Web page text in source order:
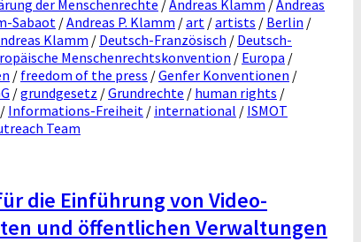
der Menschenrechte /Andreas Klamm /Andreas
Sabaot /Andreas P. Klamm /art /artists / Berlin /
Klamm / Deutsch-Französisch / Deutsch-
Menschenrechtskonvention / Europa /
/ freedom of the press /Genfer Konventionen /
/grundgesetz /Grundrechte / human rights /
/ Informations-Freiheit / international / ISMOT
Team
die Einführung von Video-
und öffentlichen Verwaltungen